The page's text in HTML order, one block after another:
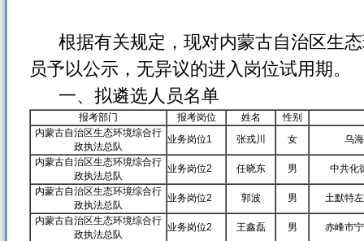
根据有关规定，现对内蒙古自治区生态
员予以公示，无异议的进入岗位试用期。
一、拟遴选人员名单
报考部门 报考岗位 姓名
性别
内蒙古自治区生态环境综合行
政执法总队
业务岗位1 张戎川 女
乌
内蒙古自治区生态环境综合行
政执法总队
业务岗位2 任晓东 男
中共化
内蒙古自治区生态环境综合行
政执法总队
业务岗位2 郭波 男
土默特
内蒙古自治区生态环境综合行
政执法总队
业务岗位2 王鑫磊 男
赤峰市